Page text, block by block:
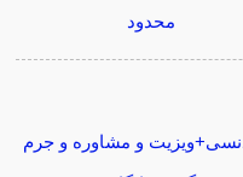
محدود
و مشاوره و جرم